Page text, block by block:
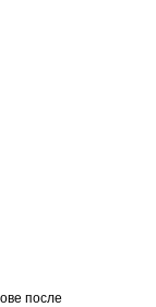
после